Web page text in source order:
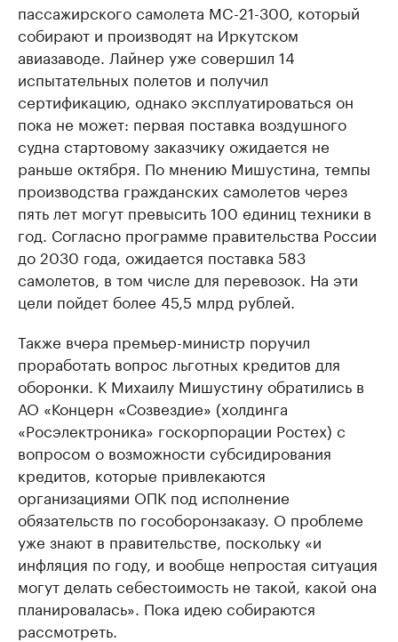
пассажирского самолета MC-21-300, который
собирают и производят на Иркутском
авиазаводе. Лайнер уже совершил 14
испытательных полетов и получил
сертификацию, однако эксплуатироваться он
пока не может: первая поставка воздушного
судна стартовому заказчику ожидается не
раньше октября. По мнению Мишустина, темпы
производства гражданских самолетов через
пять лет могут превысить 100 единиц техники в
год. Согласно программе правительства России
до 2030 года, ожидается поставка 583
самолетов, в том числе для перевозок. На эти
цели пойдет более 45,5 млрд рублей.
Также вчера премьер-министр поручил
проработать вопрос льготных кредитов для
оборонки. К Михаилу Мишустину обратились в
АО «Концерн «Созвездие» (холдинга
«Росэлектроника» госкорпорации Ростех) с
вопросом о возможности субсидирования
кредитов, которые привлекаются
организациями ОПК под исполнение
обязательств по гособоронзаказу. О проблеме
уже знают в правительстве, поскольку «и
инфляция по году, и вообще непростая ситуация
могут делать себестоимость не такой, какой она
планировалась». Пока идею собираются
рассмотреть.